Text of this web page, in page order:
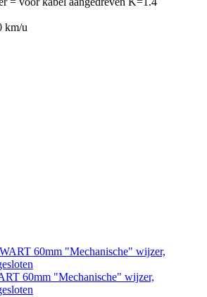
km/u
60mm "Mechanische" wijzer,